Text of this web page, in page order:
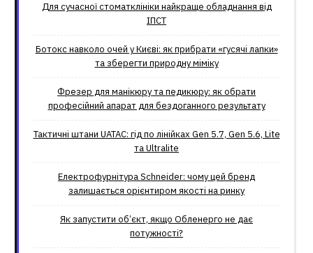
Для сучасної стоматклініки найкраще обладнання від
ІПСТ
Ботокс навколо очей у Києві: як прибрати «гусячі лапки»
та зберегти природну міміку
Фрезер для манікюру та педикюру: як обрати
професійний апарат для бездоганного результату
Тактичні штани UATAC: гід по лінійках Gen 5.7, Gen 5.6, Lite
та Ultralite
Електрофурнітура Schneider: чому цей бренд
залишається орієнтиром якості на ринку
Як запустити об’єкт, якщо Обленерго не дає
потужності?